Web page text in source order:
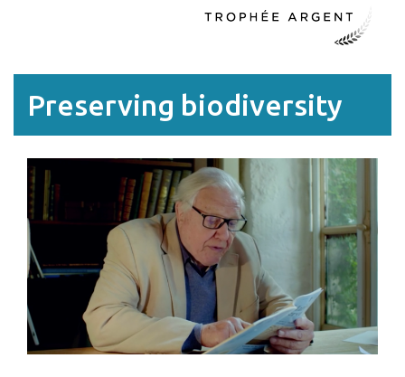
Preserving biodiversity